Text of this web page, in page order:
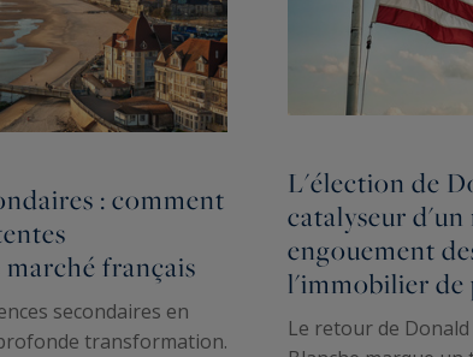
: comment
français
secondaires en
transformation.
L'élection de
catalyseur d'un
engouement
l'immobilier de
Le retour de